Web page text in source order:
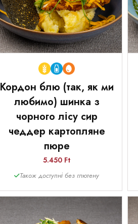
Кордон блю (так, як ми
любимо) шинка з
чорного лісу сир
чеддер картопляне
пюре
5.450 Ft
Також доступні без глютену